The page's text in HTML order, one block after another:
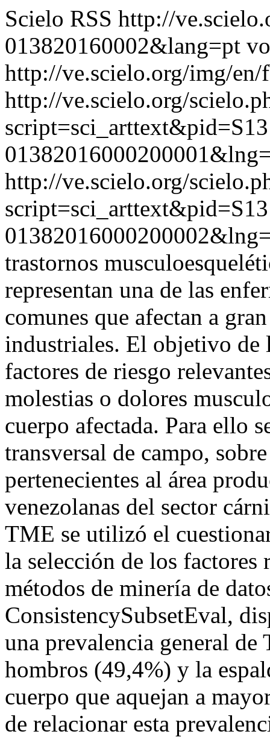
Scielo RSS http://
013820160002&lang=pt
http://ve.scielo.org/img/
http://ve.scielo.org/
http://ve.scielo.org/
trastornos
representan una de las
comunes que afectan a
industriales. El objetivo
factores de riesgo
molestias o dolores
cuerpo afectada. Para ello
transversal de campo,
pertenecientes al área
venezolanas del sector
TME se utilizó el
la selección de los factores
métodos de minería de
ConsistencySubsetEval,
una prevalencia general
hombros (49,4%) y la
cuerpo que aquejan a
de relacionar esta